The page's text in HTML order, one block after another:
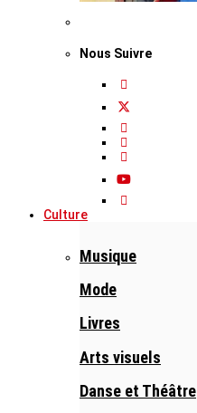
Nous Suivre
Culture
Musique
Mode
Livres
Arts visuels
Danse et Théâtre